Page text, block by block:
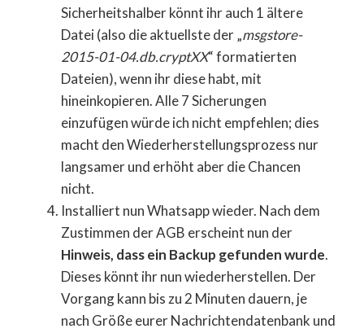
Sicherheitshalber könnt ihr auch 1 ältere
Datei (also die aktuellste der „msgstore-
2015-01-04.db.cryptXX“ formatierten
Dateien), wenn ihr diese habt, mit
hineinkopieren. Alle 7 Sicherungen
einzufügen würde ich nicht empfehlen; dies
macht den Wiederherstellungsprozess nur
langsamer und erhöht aber die Chancen
nicht.
Installiert nun Whatsapp wieder. Nach dem
Zustimmen der AGB erscheint nun der
Hinweis, dass ein Backup gefunden wurde.
Dieses könnt ihr nun wiederherstellen. Der
Vorgang kann bis zu 2 Minuten dauern, je
nach Größe eurer Nachrichtendatenbank und